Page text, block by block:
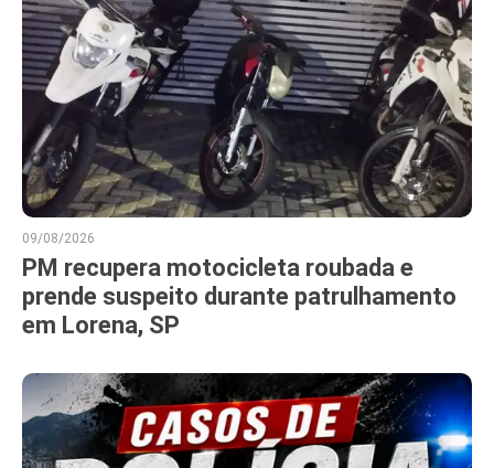
09/08/2026
PM recupera motocicleta roubada e
prende suspeito durante patrulhamento
em Lorena, SP